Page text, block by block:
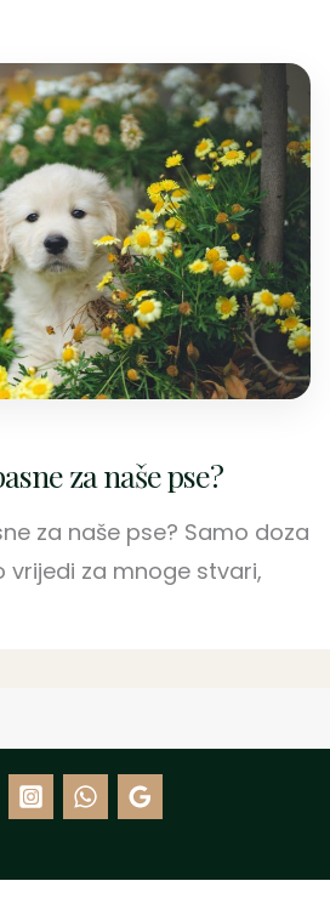
za naše pse?
za naše pse? Samo doza
vrijedi za mnoge stvari,